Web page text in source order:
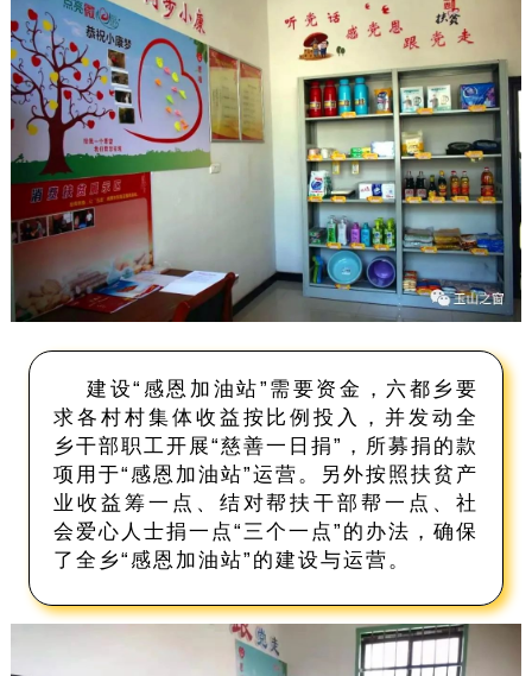
建设“感恩加油站”需要资金，六都乡要
求各村村集体收益按比例投入，并发动全
乡干部职工开展“慈善一日捐”，所募捐的款
项用于“感恩加油站”运营。另外按照扶贫产
业收益筹一点、结对帮扶干部帮一点、社
会爱心人士捐一点“三个一点”的办法，确保
了全乡“感恩加油站”的建设与运营。